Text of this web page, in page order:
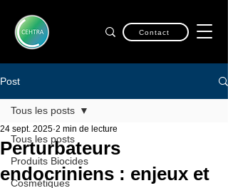
Contact
Post
Tous les posts
Produits Biocides
Cosmétiques
Tous les posts
Perturbateurs
endocriniens : enjeux et
24 sept. 2025 2 min de lecture